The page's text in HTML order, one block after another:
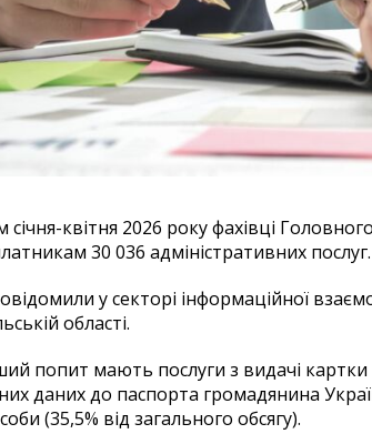
січня-квітня 2026 року фахівці
30 036 адміністративних послуг.
у секторі інформаційної
області.
попит мають послуги з видачі
даних до паспорта громадянина
(35,5% від загального обсягу).